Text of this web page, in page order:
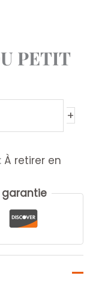
PETIT
+
À retirer en